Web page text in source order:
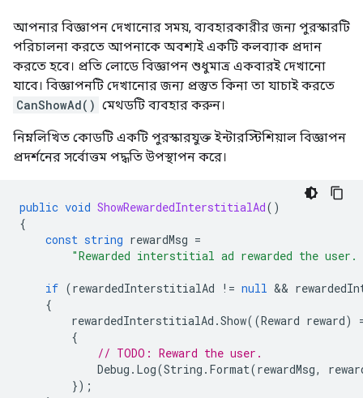
আপনার বিজ্ঞাপন দেখানোর সময়, ব্যবহারকারীর জন্য পুরস্কারটি
পরিচালনা করতে আপনাকে অবশ্যই একটি কলব্যাক প্রদান
করতে হবে। প্রতি লোডে বিজ্ঞাপন শুধুমাত্র একবারই দেখানো
যাবে। বিজ্ঞাপনটি দেখানোর জন্য প্রস্তুত কিনা তা যাচাই করতে
CanShowAd() মেথডটি ব্যবহার করুন।
নিম্নলিখিত কোডটি একটি পুরস্কারযুক্ত ইন্টারস্টিশিয়াল বিজ্ঞাপন
প্রদর্শনের সর্বোত্তম পদ্ধতি উপস্থাপন করে।
public void ShowRewardedInterstitialAd()
{
const string rewardMsg =
"Rewarded interstitial ad rewarded the
if (rewardedInterstitialAd != null &&
{
rewardedInterstitialAd .Show((Reward reward)
{
// TODO: Reward the user.
Debug . Log(String . Format(rewardMsg,
});